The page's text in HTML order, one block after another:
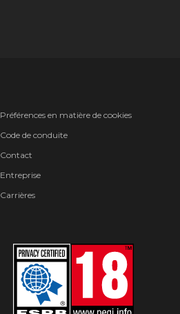
Préférences en matière de cookies
Code de conduite
Contact
Entreprise
Carrières